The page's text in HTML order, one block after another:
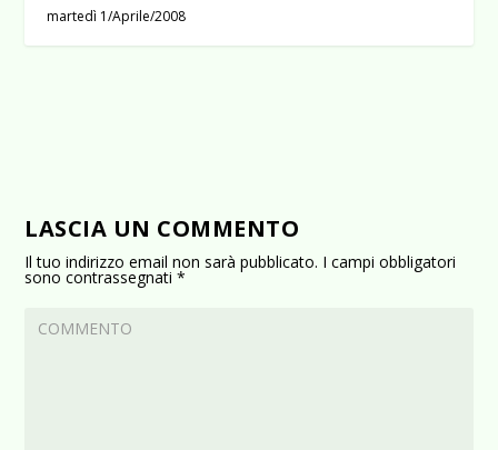
martedì 1/Aprile/2008
LASCIA UN COMMENTO
Il tuo indirizzo email non sarà pubblicato. I campi obbligatori
sono contrassegnati*